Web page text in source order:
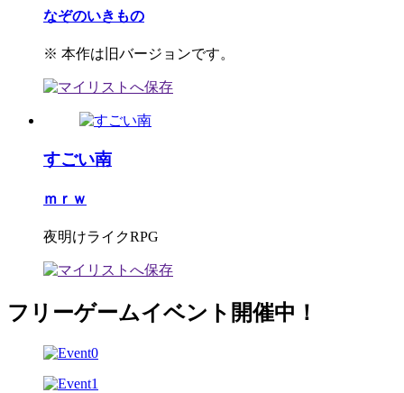
なぞのいきもの
※ 本作は旧バージョンです。
すごい南
ｍｒｗ
夜明けライクRPG
フリーゲームイベント開催中！